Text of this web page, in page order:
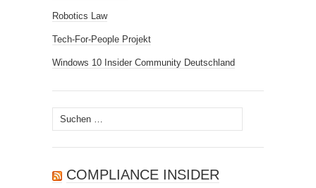
Robotics Law
Tech-For-People Projekt
Windows 10 Insider Community Deutschland
Suchen
nach:
COMPLIANCE INSIDER